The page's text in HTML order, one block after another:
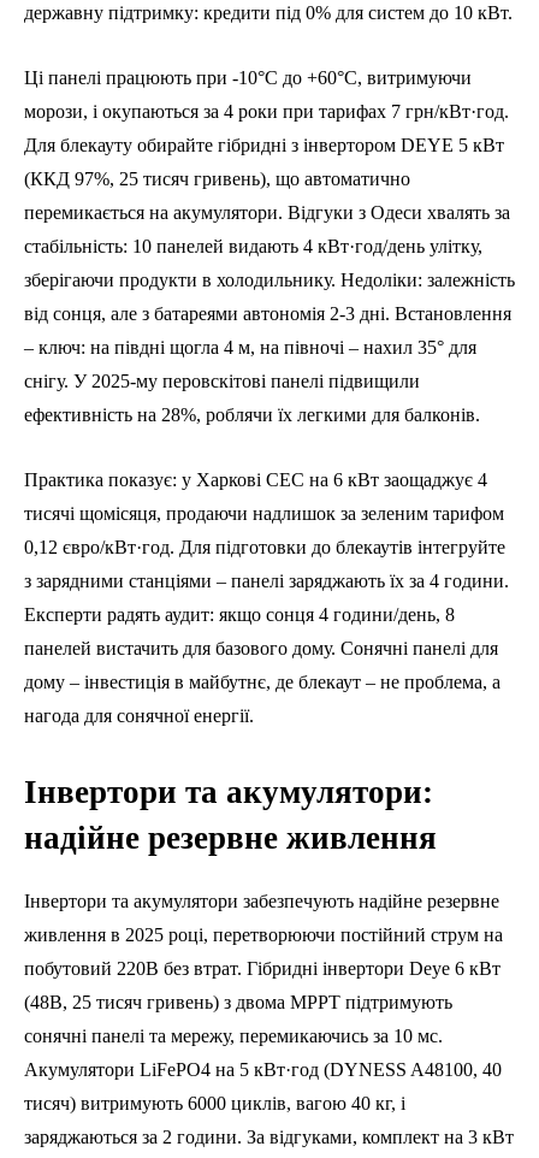
державну підтримку: кредити під 0% для систем до 10 кВт.
Ці панелі працюють при -10°C до +60°C, витримуючи
морози, і окупаються за 4 роки при тарифах 7 грн/кВт·год.
Для блекауту обирайте гібридні з інвертором DEYE 5 кВт
(ККД 97%, 25 тисяч гривень), що автоматично
перемикається на акумулятори. Відгуки з Одеси хвалять за
стабільність: 10 панелей видають 4 кВт·год/день улітку,
зберігаючи продукти в холодильнику. Недоліки: залежність
від сонця, але з батареями автономія 2-3 дні. Встановлення
– ключ: на півдні щогла 4 м, на півночі – нахил 35° для
снігу. У 2025-му перовскітові панелі підвищили
ефективність на 28%, роблячи їх легкими для балконів.
Практика показує: у Харкові СЕС на 6 кВт заощаджує 4
тисячі щомісяця, продаючи надлишок за зеленим тарифом
0,12 євро/кВт·год. Для підготовки до блекаутів інтегруйте
з зарядними станціями – панелі заряджають їх за 4 години.
Експерти радять аудит: якщо сонця 4 години/день, 8
панелей вистачить для базового дому. Сонячні панелі для
дому – інвестиція в майбутнє, де блекаут – не проблема, а
нагода для сонячної енергії.
Інвертори та акумулятори:
надійне резервне живлення
Інвертори та акумулятори забезпечують надійне резервне
живлення в 2025 році, перетворюючи постійний струм на
побутовий 220В без втрат. Гібридні інвертори Deye 6 кВт
(48В, 25 тисяч гривень) з двома MPPT підтримують
сонячні панелі та мережу, перемикаючись за 10 мс.
Акумулятори LiFePO4 на 5 кВт·год (DYNESS A48100, 40
тисяч) витримують 6000 циклів, вагою 40 кг, і
заряджаються за 2 години. За відгуками, комплект на 3 кВт